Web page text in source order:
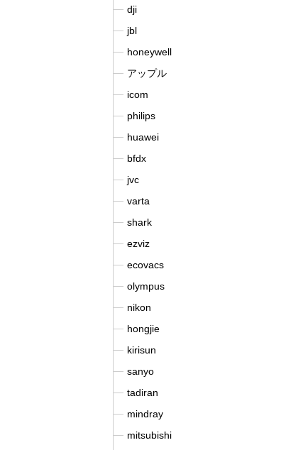
dji
jbl
honeywell
アップル
icom
philips
huawei
bfdx
jvc
varta
shark
ezviz
ecovacs
olympus
nikon
hongjie
kirisun
sanyo
tadiran
mindray
mitsubishi